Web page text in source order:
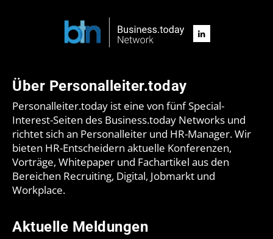
Über Personalleiter.today
Personalleiter.today ist eine von fünf Special-
Interest-Seiten des Business.today Networks und
richtet sich an Personalleiter und HR-Manager. Wir
bieten HR-Entscheidern aktuelle Konferenzen,
Vorträge, Whitepaper und Fachartikel aus den
Bereichen Recruiting, Digital, Jobmarkt und
Workplace.
Aktuelle Meldungen